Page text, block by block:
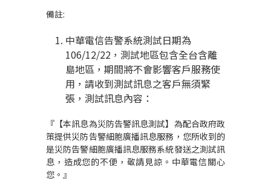
備註:
中華電信告警系統測試日期為
106/12/22，測試地區包含全台含離
島地區，期間將不會影響客戶服務使
用，請收到測試訊息之客戶無須緊
張，測試訊息內容：
『【本訊息為災防告警訊息測試】為配合政府政
策提供災防告警細胞廣播訊息服務，您所收到的
是災防告警細胞廣播訊息服務系統發送之測試訊
息，造成您的不便，敬請見諒。中華電信關心
您。』